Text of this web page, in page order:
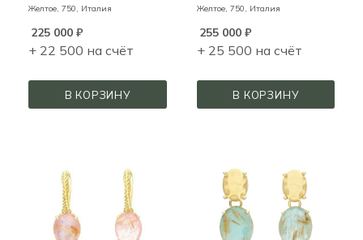
Желтое, 750, Италия
225 000 ₽
+ 22 500 на счёт
В КОРЗИНУ
Желтое, 750, Италия
255 000₽
+ 25 500 на счёт
В КОРЗИНУ